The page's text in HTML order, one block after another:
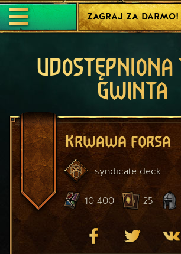
ZAGRAJ ZA DARMO!
UDOSTĘPNIONA
GWINTA
Krwawa forsa
syndicate deck
10 400 25